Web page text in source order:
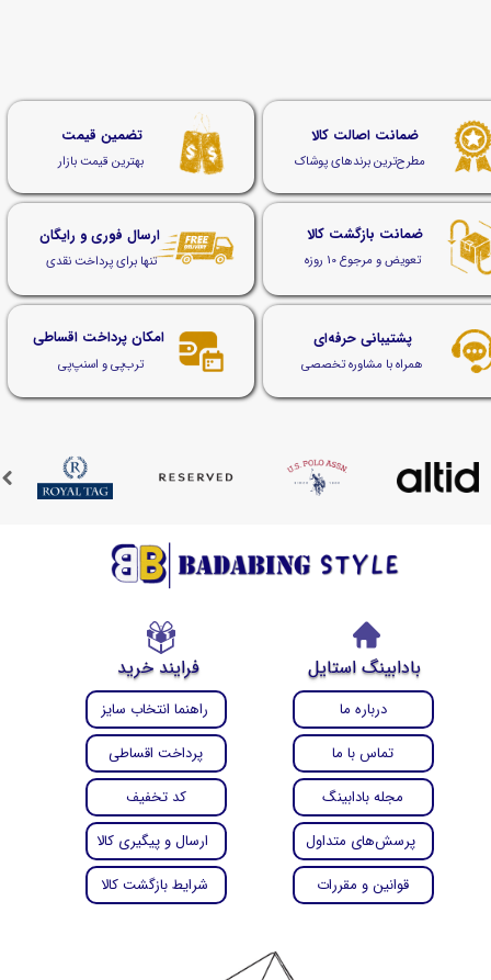
ضمانت اصالت کالا
مطرح‌ترین برندهای پوشاک
تعویض و مرجوع 10 روزه
ضمانت بازگشت کالا
ترب‌پی و اسنپ‌پی
امکان پرداخت اقساطی
ارسال فوری و رایگان
تنها برای پرداخت نقدی
تضمین قیمت
بهترین قیمت بازار
پشتیبانی حرفه‌ای
همراه با مشاوره تخصصی
فرایند خرید بادابینگ استایل
راهنما انتخاب سایز
پرداخت اقساطی
کد تخفیف
ارسال و پیگیری کالا
شرایط بازگشت کالا
درباره ما
تماس با ما
مجله بادابینگ
پرسش‌های متداول
قوانین و مقررات